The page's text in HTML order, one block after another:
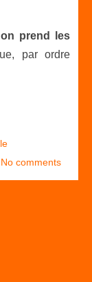
on prend les
par ordre
No comments